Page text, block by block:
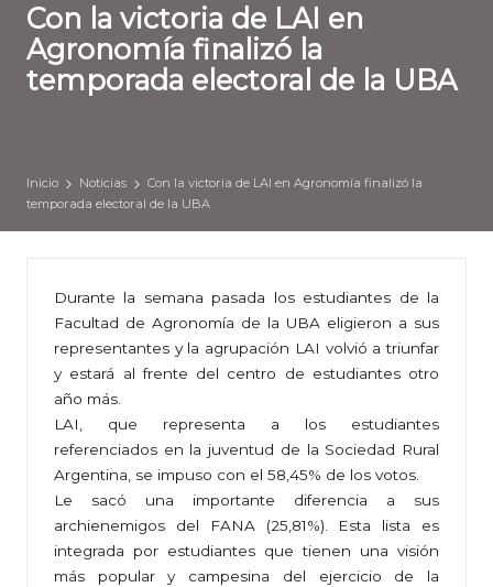
Con la victoria de LAI en
Agronomía finalizó la
temporada electoral de la UBA
Inicio Noticias
Con la victoria de LAI en Agronomía finalizó la
temporada electoral de la UBA
Durante la semana pasada los estudiantes de la
Facultad de Agronomía de la UBA eligieron a sus
representantes y la agrupación LAI volvió a triunfar
y estará al frente del centro de estudiantes otro
año más.
LAI, que representa a los estudiantes
referenciados en la juventud de la Sociedad Rural
Argentina, se impuso con el 58,45% de los votos.
Le sacó una importante diferencia a sus
archienemigos del FANA (25,81%). Esta lista es
integrada por estudiantes que tienen una visión
más popular y campesina del ejercicio de la